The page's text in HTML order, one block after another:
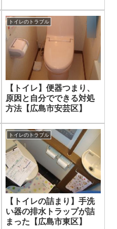
トイレのトラブル
【トイレ】便器つまり、
原因と自分でできる対処
方法【広島市安芸区】
トイレのトラブル
【トイレの詰まり】手洗
い器の排水トラップが詰
まった【広島市東区】